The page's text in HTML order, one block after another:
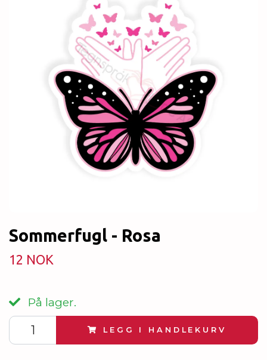
Sommerfugl - Rosa
12 NOK
På lager.
LEGG I HANDLEKURV